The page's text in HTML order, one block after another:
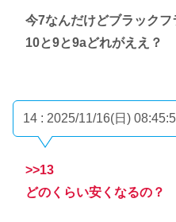
今7なんだけどブラックフ
10と9と9aどれがええ？
14 : 2025/11/16(日)
>>13
どのくらい安くなるの？